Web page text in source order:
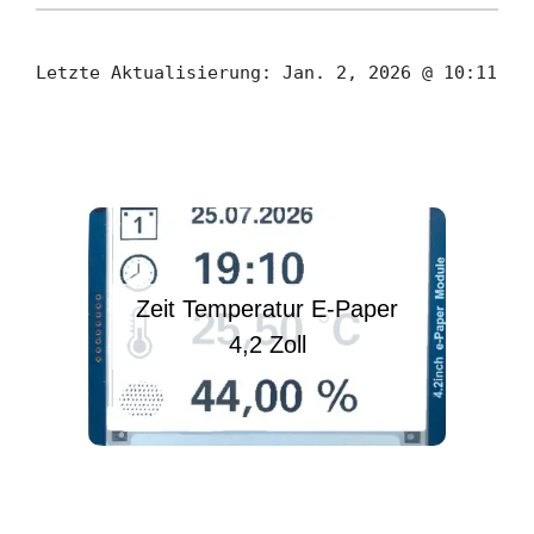
Letzte Aktualisierung: Jan. 2, 2026 @ 10:11
Zeit Temperatur E-Paper
4,2 Zoll